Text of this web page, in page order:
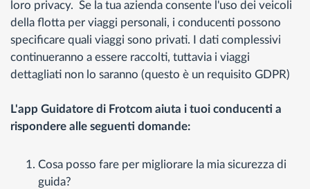
loro privacy. Se la tua azienda consente l'uso dei veicoli
della flotta per viaggi personali, i conducenti possono
specificare quali viaggi sono privati. I dati complessivi
continueranno a essere raccolti, tuttavia i viaggi
dettagliati non lo saranno (questo è un requisito GDPR)
L'app Guidatore di Frotcom aiuta i tuoi conducenti a
rispondere alle seguenti domande:
Cosa posso fare per migliorare la mia sicurezza di
guida?